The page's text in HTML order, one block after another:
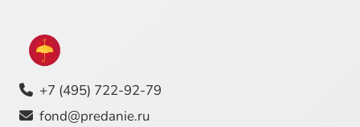
+7 (495) 722-92-79
fond@predanie.ru